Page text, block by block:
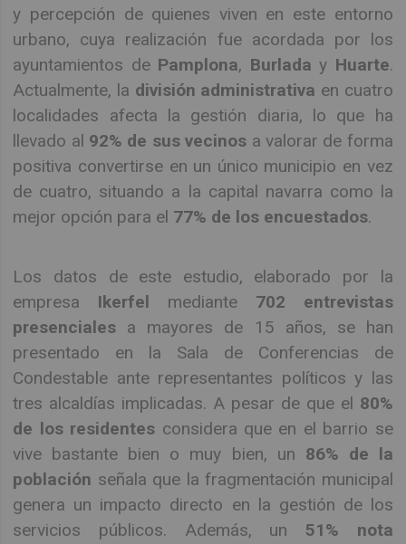
y percepción de quienes viven en este entorno
urbano, cuya realización fue acordada por los
ayuntamientos de Pamplona, Burlada y Huarte.
Actualmente, la división administrativa en cuatro
localidades afecta la gestión diaria, lo que ha
llevado al 92% de sus vecinos a valorar de forma
positiva convertirse en un único municipio en vez
de cuatro, situando a la capital navarra como la
mejor opción para el 77% de los encuestados.
Los datos de este estudio, elaborado por la
empresa Ikerfel mediante 702 entrevistas
presenciales a mayores de 15 años, se han
presentado en la Sala de Conferencias de
Condestable ante representantes políticos y las
tres alcaldías implicadas. A pesar de que el 80%
de los residentes considera que en el barrio se
vive bastante bien o muy bien, un 86% de la
población señala que la fragmentación municipal
genera un impacto directo en la gestión de los
servicios públicos. Además, un 51% nota